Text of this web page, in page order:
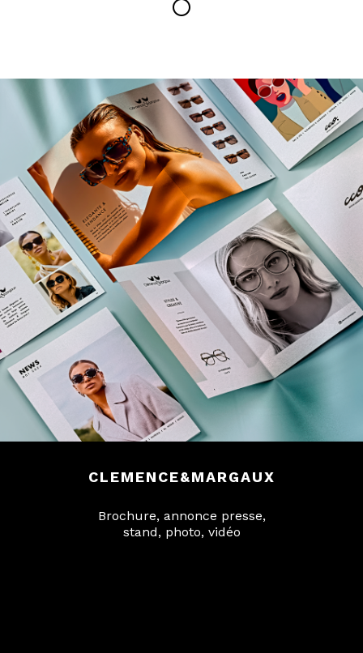
CLEMENCE&MARGAUX
Brochure, annonce presse,
stand, photo, vidéo